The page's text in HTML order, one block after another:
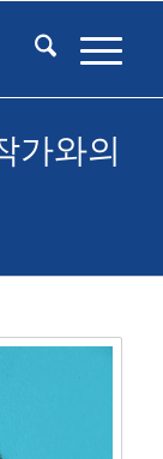
가와의